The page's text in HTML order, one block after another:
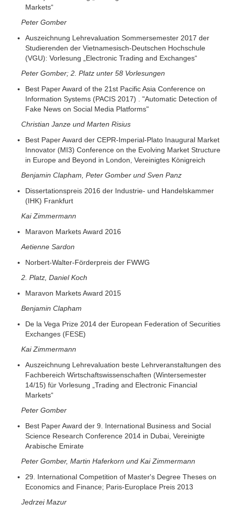
Markets“
Peter Gomber
Auszeichnung Lehrevaluation Sommersemester 2017 der
Studierenden der Vietnamesisch-Deutschen Hochschule
(VGU): Vorlesung „Electronic Trading and Exchanges“
Peter Gomber; 2. Platz unter 58 Vorlesungen
Best Paper Award of the 21st Pacific Asia Conference on
Information Systems (PACIS 2017) . "Automatic Detection of
Fake News on Social Media Platforms"
Christian Janze und Marten Risius
Best Paper Award der CEPR-Imperial-Plato Inaugural Market
Innovator (MI3) Conference on the Evolving Market Structure
in Europe and Beyond in London, Vereinigtes Königreich
Benjamin Clapham, Peter Gomber und Sven Panz
Dissertationspreis 2016 der Industrie- und Handelskammer
(IHK) Frankfurt
Kai Zimmermann
Maravon Markets Award 2016
Aetienne Sardon
Norbert-Walter-Förderpreis der FWWG
2. Platz, Daniel Koch
Maravon Markets Award 2015
Benjamin Clapham
De la Vega Prize 2014 der European Federation of Securities
Exchanges (FESE)
Kai Zimmermann
Auszeichnung Lehrevaluation beste Lehrveranstaltungen des
Fachbereich Wirtschaftswissenschaften (Wintersemester
14/15) für Vorlesung „Trading and Electronic Financial
Markets“
Peter Gomber
Best Paper Award der 9. International Business and Social
Science Research Conference 2014 in Dubai, Vereinigte
Arabische Emirate
Peter Gomber, Martin Haferkorn und Kai Zimmermann
29. International Competition of Master's Degree Theses on
Economics and Finance; Paris-Europlace Preis 2013
Jedrzej Mazur